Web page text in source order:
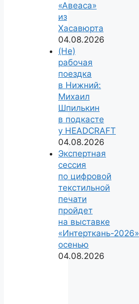
«Авеаса»
из
Хасавюрта
04.08.2026
(Не)
рабочая
поездка
в Нижний:
Михаил
Шпилькин
в подкасте
у HEADCRAFT
04.08.2026
Экспертная
сессия
по цифровой
текстильной
печати
пройдет
на выставке
«Интерткань-2026»
осенью
04.08.2026